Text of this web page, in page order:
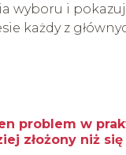
wyboru i
każdy z
problem w
złożony niż